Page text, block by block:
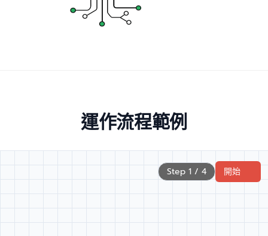
運作流程範例
Step 1 / 4 開始